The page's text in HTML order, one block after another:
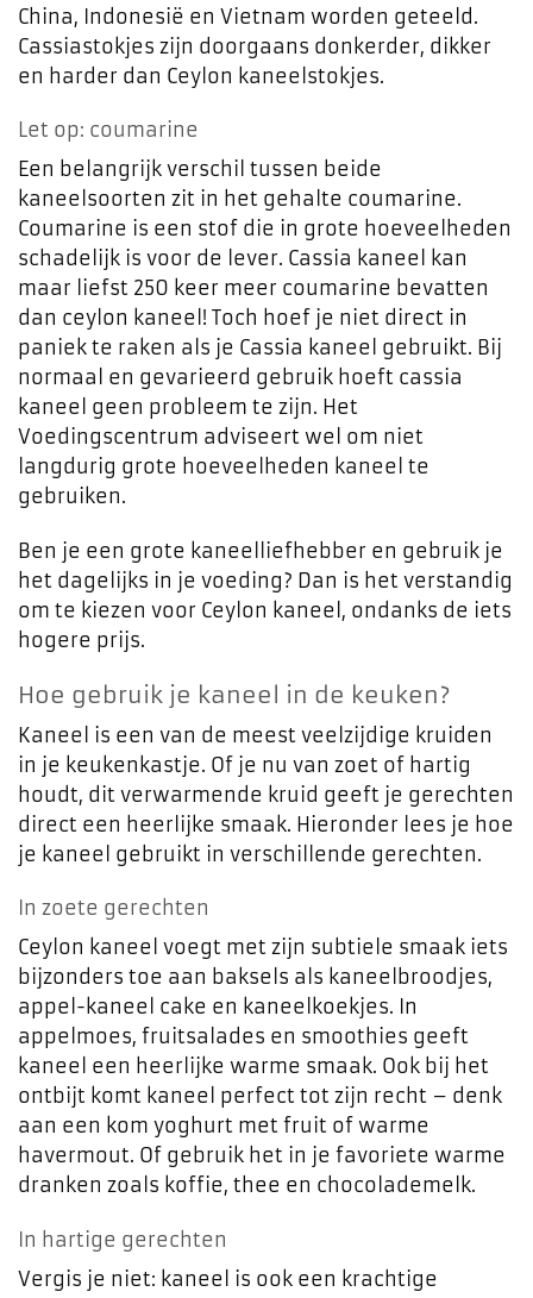
China, Indonesië en Vietnam worden geteeld.
Cassiastokjes zijn doorgaans donkerder, dikker
en harder dan Ceylon kaneelstokjes.
Let op: coumarine
Een belangrijk verschil tussen beide
kaneelsoorten zit in het gehalte coumarine.
Coumarine is een stof die in grote hoeveelheden
schadelijk is voor de lever. Cassia kaneel kan
maar liefst 250 keer meer coumarine bevatten
dan ceylon kaneel! Toch hoef je niet direct in
paniek te raken als je Cassia kaneel gebruikt. Bij
normaal en gevarieerd gebruik hoeft cassia
kaneel geen probleem te zijn. Het
Voedingscentrum adviseert wel om niet
langdurig grote hoeveelheden kaneel te
gebruiken.
Ben je een grote kaneelliefhebber en gebruik je
het dagelijks in je voeding? Dan is het verstandig
om te kiezen voor Ceylon kaneel, ondanks de iets
hogere prijs.
Hoe gebruik je kaneel in de keuken?
Kaneel is een van de meest veelzijdige kruiden
in je keukenkastje. Of je nu van zoet of hartig
houdt, dit verwarmende kruid geeft je gerechten
direct een heerlijke smaak. Hieronder lees je hoe
je kaneel gebruikt in verschillende gerechten.
In zoete gerechten
Ceylon kaneel voegt met zijn subtiele smaak iets
bijzonders toe aan baksels als kaneelbroodjes,
appel-kaneel cake en kaneelkoekjes. In
appelmoes, fruitsalades en smoothies geeft
kaneel een heerlijke warme smaak. Ook bij het
ontbijt komt kaneel perfect tot zijn recht – denk
aan een kom yoghurt met fruit of warme
havermout. Of gebruik het in je favoriete warme
dranken zoals koffie, thee en chocolademelk.
In hartige gerechten
Vergis je niet: kaneel is ook een krachtige